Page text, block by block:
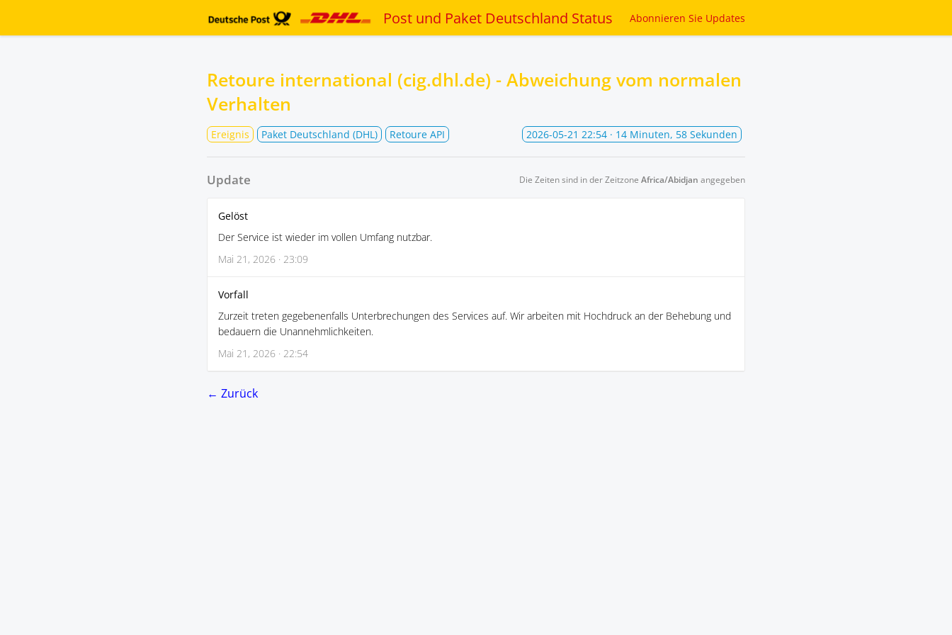
Post und Paket Deutschland Status Abonnieren Sie Updates
Retoure international (cig.dhl.de) - Abweichung vom normalen
Verhalten
Ereignis Paket Deutschland (DHL) Retoure API 2026-05-21 22:54 · 14 Minuten, 58 Sekunden
Update Die Zeiten sind in der Zeitzone Africa/Abidjan angegeben
Gelöst
Der Service ist wieder im vollen Umfang nutzbar.
Mai 21, 2026 · 23:09
Vorfall
Zurzeit treten gegebenenfalls Unterbrechungen des Services auf. Wir arbeiten mit Hochdruck an der Behebung und
bedauern die Unannehmlichkeiten.
Mai 21, 2026 · 22:54
← Zurück